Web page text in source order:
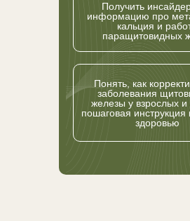
Понять, как
заболевания
железы у взрослых и
пошаговая
здоровью
Получить
информацию про
кальция и
паращитовидных